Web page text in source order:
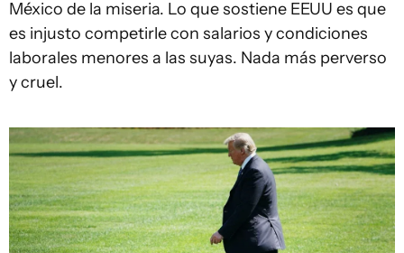
México de la miseria. Lo que sostiene EEUU es que
es injusto competirle con salarios y condiciones
laborales menores a las suyas. Nada más perverso
y cruel.